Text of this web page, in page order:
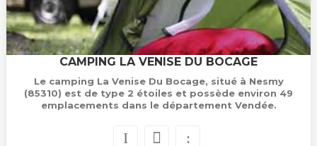
CAMPING LA VENISE DU BOCAGE
Le camping La Venise Du Bocage, situé à Nesmy
(85310) est de type 2 étoiles et possède environ 49
emplacements dans le département Vendée.